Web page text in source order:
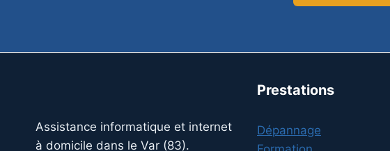
Assistance informatique et internet
à domicile dans le Var (83).
Prestations
Dépannage